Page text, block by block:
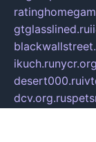
gtglasslined.ru
ikuch.ru
desert000.ru
dcv.org.ru